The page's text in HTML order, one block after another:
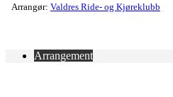
Arrangør: Valdres Ride- og Kjøreklubb
Arrangement